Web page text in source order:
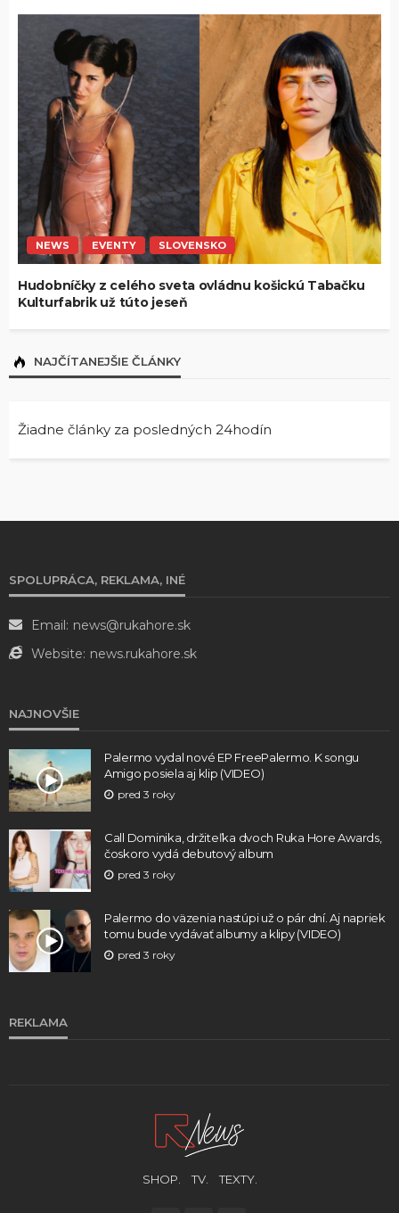
NEWS EVENTY SLOVENSKO
Hudobníčky z celého sveta ovládnu košickú Tabačku
Kulturfabrik už túto jeseň
NAJČÍTANEJŠIE ČLÁNKY
Žiadne články za posledných 24hodín
SPOLUPRÁCA, REKLAMA, INÉ
Email: news@rukahore.sk
Website: news.rukahore.sk
NAJNOVŠIE
Palermo vydal nové EP FreePalermo. K songu
Amigo posiela aj klip (VIDEO)
pred 3 roky
Call Dominika, držiteľka dvoch Ruka Hore Awards,
čoskoro vydá debutový album
pred 3 roky
Palermo do väzenia nastúpi už o pár dní. Aj napriek
tomu bude vydávať albumy a klipy (VIDEO)
pred 3 roky
REKLAMA
SHOP. TV. TEXTY.